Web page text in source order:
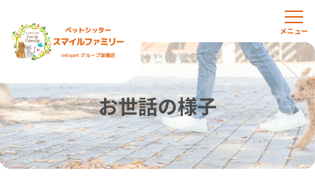
お世話の様子